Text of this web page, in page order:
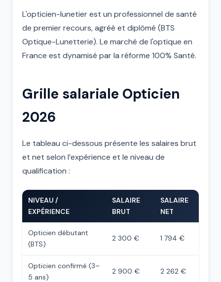
L'opticien-lunetier est un professionnel de santé
de premier recours, agréé et diplômé (BTS
Optique-Lunetterie). Le marché de l'optique en
France est dynamisé par la réforme 100% Santé.
Grille salariale Opticien
2026
Le tableau ci-dessous présente les salaires brut
et net selon l’expérience et le niveau de
qualification :
NIVEAU /
EXPÉRIENCE
SALAIRE
BRUT
SALAIRE
NET
Opticien débutant
(BTS)
2 300 € 1 794 €
Opticien confirmé (3–
5 ans)
2 900 € 2 262 €